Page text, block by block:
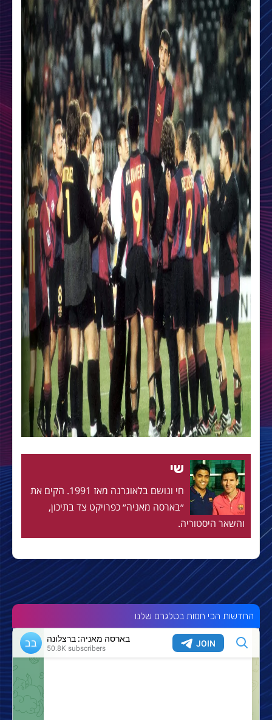
שי
חי ונושם בלאוגרנה מאז 1991. הקים את
״בארסה מאניה״ כפרויקט צד בתיכון,
והשאר היסטוריה.
החדשות הכי חמות בטלגרם שלנו